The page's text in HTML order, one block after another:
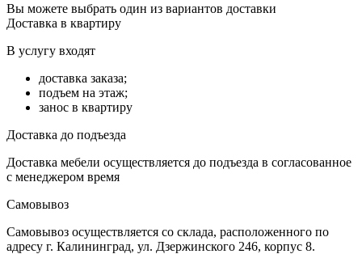
Вы можете выбрать один из вариантов доставки
Доставка в квартиру
В услугу входят
доставка заказа;
подъем на этаж;
занос в квартиру
Доставка до подъезда
Доставка мебели осуществляется до подъезда в согласованное
с менеджером время
Самовывоз
Самовывоз осуществляется со склада, расположенного по
адресу г. Калининград, ул. Дзержинского 246, корпус 8.